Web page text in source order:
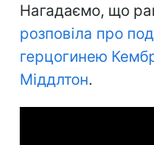
Нагадаємо, що
розповіла про
герцогинею
Міддлтон.